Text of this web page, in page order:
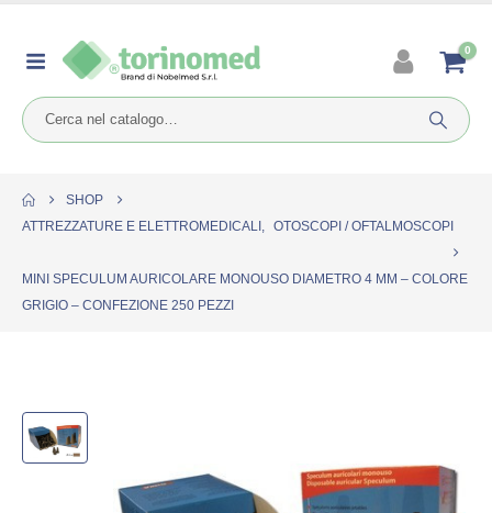
0
SHOP
ATTREZZATURE E ELETTROMEDICALI , OTOSCOPI / OFTALMOSCOPI
MINI SPECULUM AURICOLARE MONOUSO DIAMETRO 4 MM – COLORE
GRIGIO – CONFEZIONE 250 PEZZI